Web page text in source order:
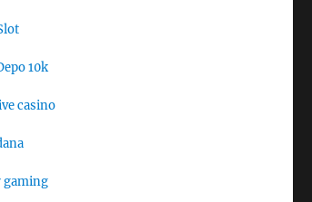
10k
casino
gaming